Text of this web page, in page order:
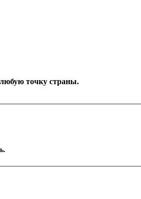
точку страны.